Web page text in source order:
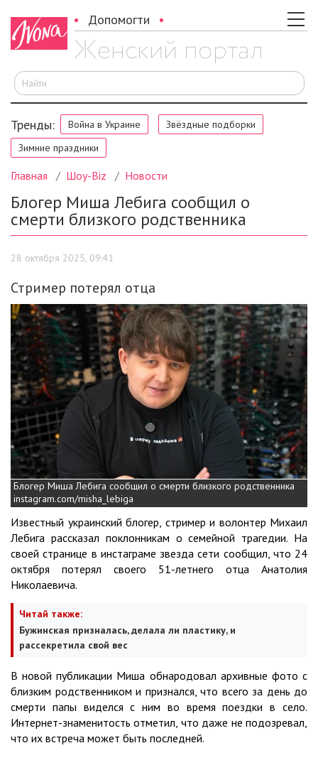
Допомогти
Тренды: Война в Украине
Звёздные подборки
Зимние праздники
Главная Шоу-Biz Новости
Блогер Миша Лебига сообщил о
смерти близкого родственника
28 октября 2025, 09:41
Стример потерял отца
Блогер Миша Лебига сообщил о смерти близкого родственника
instagram.com/misha_lebiga
Известный украинский блогер, стример и волонтер Михаил
Лебига рассказал поклонникам о семейной трагедии. На
своей странице в инстаграме звезда сети сообщил, что 24
октября потерял своего 51-летнего отца Анатолия
Николаевича.
Читай также:
Бужинская призналась, делала ли пластику, и
рассекретила свой вес
В новой публикации Миша обнародовал архивные фото с
близким родственником и признался, что всего за день до
смерти папы виделся с ним во время поездки в село.
Интернет-знаменитость отметил, что даже не подозревал,
что их встреча может быть последней.